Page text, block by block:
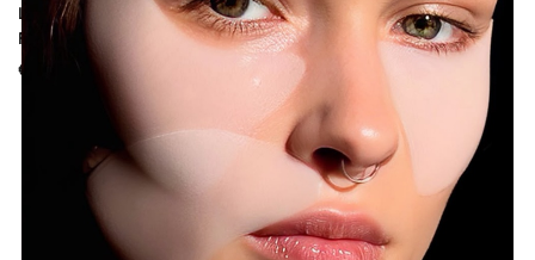
Lift Cream Compact
Foundation Refill
€
Velvet Liquid Foundation |
Fondotinta Fluido Effetto
Velluto45.00